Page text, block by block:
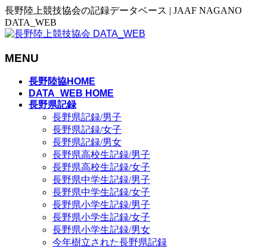
長野陸上競技協会の記録データベース | JAAF NAGANO
DATA_WEB
MENU
長野陸協HOME
DATA_WEB HOME
長野県記録
長野県記録/男子
長野県記録/女子
長野県記録/男女
長野県高校生記録/男子
長野県高校生記録/女子
長野県中学生記録/男子
長野県中学生記録/女子
長野県小学生記録/男子
長野県小学生記録/女子
長野県小学生記録/男女
今年樹立された長野県記録